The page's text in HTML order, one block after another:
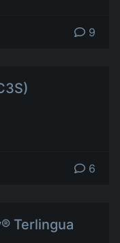
9
6
Terlingua